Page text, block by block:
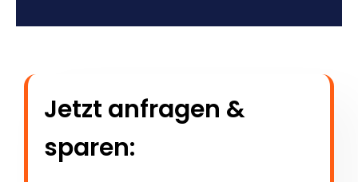
Jetzt anfragen &
sparen: